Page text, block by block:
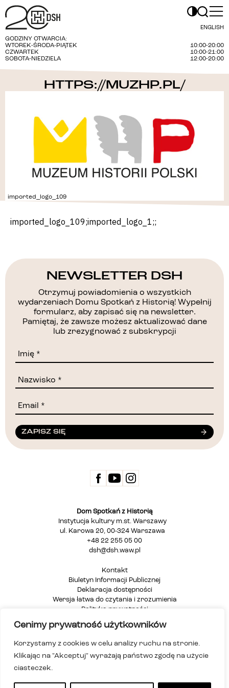
Cenimy prywatność użytkowników
Korzystamy z cookies w celu analizy ruchu na stronie.
Klikając na "Akceptuj" wyrażają państwo zgodę na użycie
ciasteczek.
ENGLISH
GODZINY OTWARCIA:
WTOREK-ŚRODA-PIĄTEK
10:00-20:00
CZWARTEK
10:00-21:00
SOBOTA-NIEDZIELA
12:00-20:00
HTTPS://MUZHP.PL/
imported_logo_109
imported_logo_109;imported_logo_1;;
NEWSLETTER DSH
Otrzymuj powiadomienia o wszystkich
wydarzeniach Domu Spotkań z Historią! Wypełnij
formularz, aby zapisać się na newsletter.
Pamiętaj, że zawsze możesz aktualizować dane
lub zrezygnować z subskrypcji
ZAPISZ SIĘ
Dom Spotkań z Historią
Instytucja kultury m.st. Warszawy
ul. Karowa 20, 00-324 Warszawa
+48 22 255 05 00
dsh@dsh.waw.pl
Kontakt
Biuletyn Informacji Publicznej
Deklaracja dostępności
Wersja łatwa do czytania i zrozumienia
Polityka prywatności
Mapa strony